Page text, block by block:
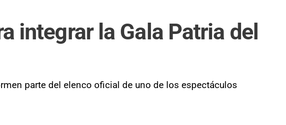
integrar la Gala Patria del
parte del elenco oficial de uno de los espectáculos